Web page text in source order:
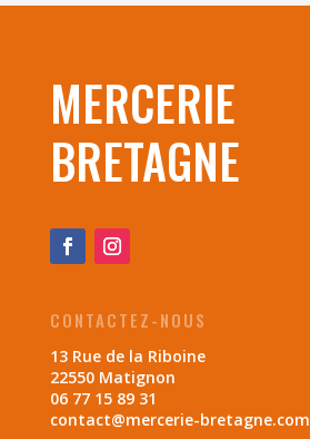
MERCERIE
BRETAGNE
CONTACTEZ-NOUS
13 Rue de la Riboine
22550 Matignon
06 77 15 89 31
contact@mercerie-bretagne.com